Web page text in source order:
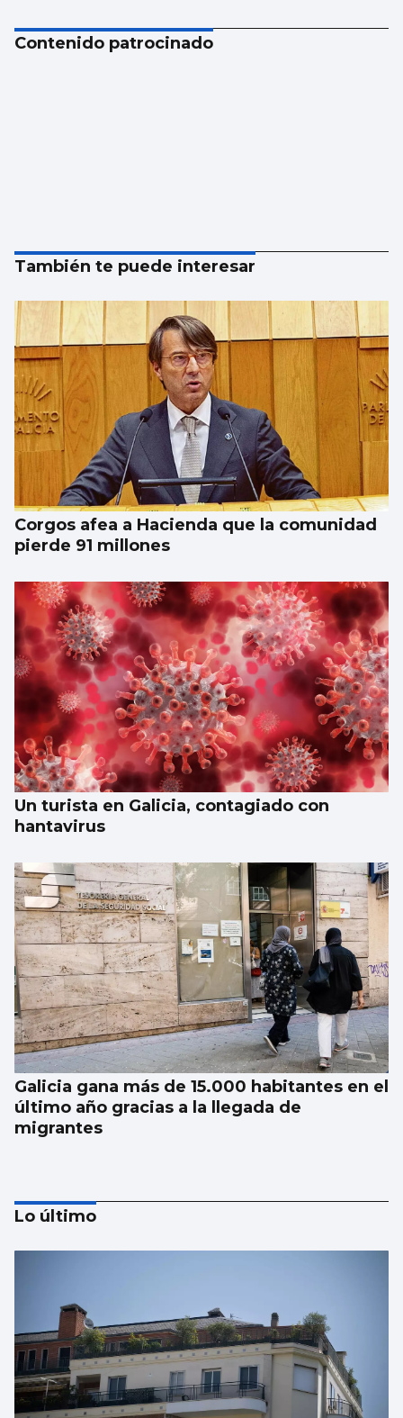
Contenido patrocinado
También te puede interesar
Corgos afea a Hacienda que la comunidad
pierde 91 millones
Un turista en Galicia, contagiado con
hantavirus
Galicia gana más de 15.000 habitantes en el
último año gracias a la llegada de
migrantes
Investigan por asesinato al detenido por un
atropello mortal intencionado en Ames
Lo último